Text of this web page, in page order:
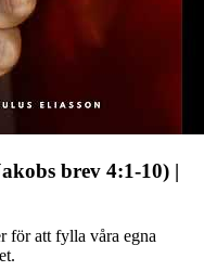
brev 4:1-10) |
för att fylla våra egna